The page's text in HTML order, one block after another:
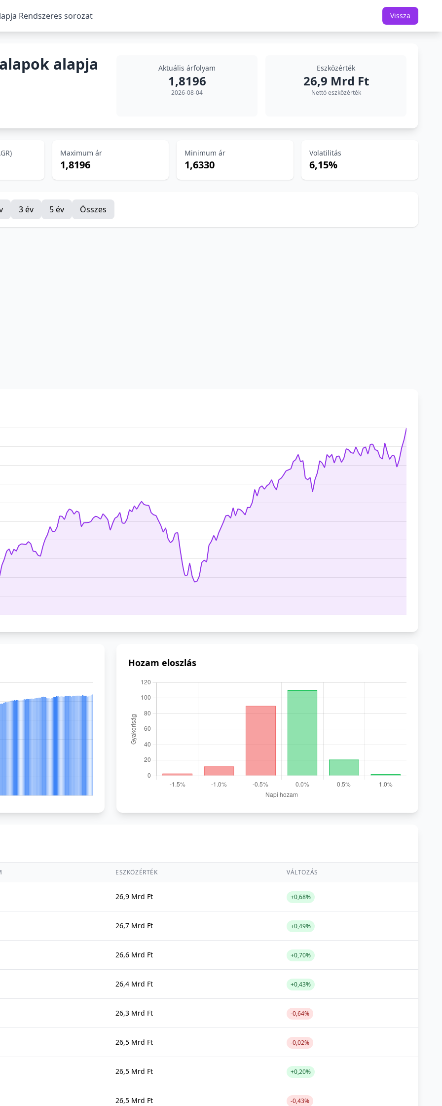
Rendszeres sorozat Vissza
alapja Aktuális árfolyam
1,8196
2026-08-04
Eszközérték
26,9 Mrd Ft
Nettó eszközérték
Maximum ár
1,8196
Minimum ár
1,6330
Volatilitás
6,15%
3 év 5 év Összes
Hozam eloszlás
ESZKÖZÉRTÉK VÁLTOZÁS
26,9 Mrd Ft +0,68%
26,7 Mrd Ft +0,49%
26,6 Mrd Ft +0,70%
26,4 Mrd Ft +0,43%
26,3 Mrd Ft -0,64%
26,5 Mrd Ft -0,02%
26,5 Mrd Ft +0,20%
26,5 Mrd Ft -0,43%